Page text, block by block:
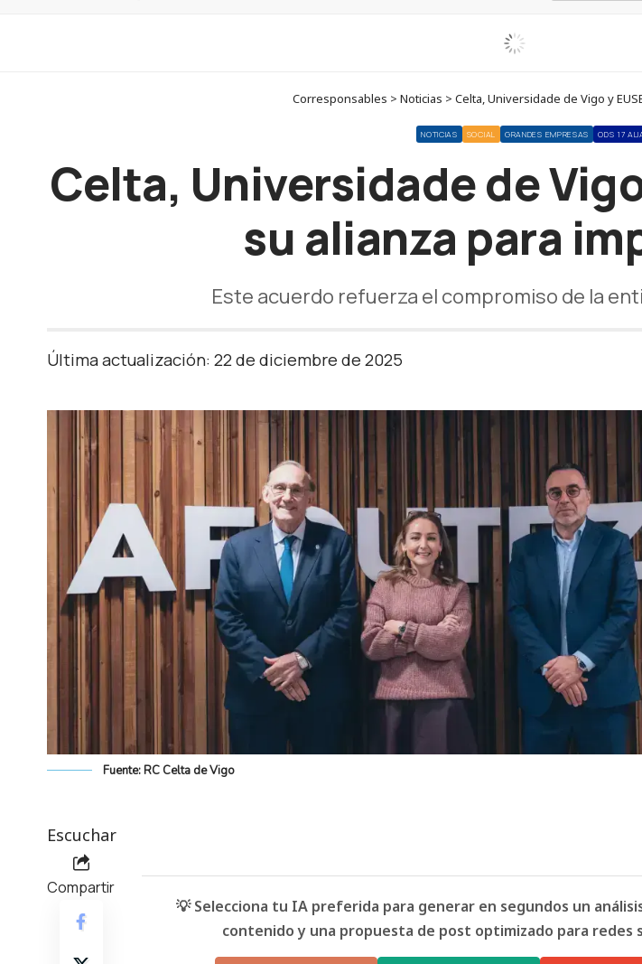
Corresponsables > Noticias > Celta, Universidade de Vigo y
NOTICIAS SOCIAL GRANDES EMPRESAS ODS 17
Celta, Universidade de
su alianza para
Este acuerdo refuerza el compromiso de la
Última actualización: 22 de diciembre de 2025
Fuente: RC Celta de Vigo
Escuchar
Compartir
💡 Selecciona tu IA preferida para generar en segundos un
contenido y una propuesta de post optimizado para redes